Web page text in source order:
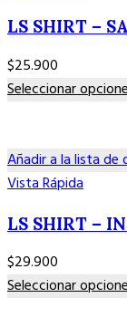
LS SHIRT –
$25.900
Seleccionar
Añadir a la lista de
Vista Rápida
LS SHIRT –
$29.900
Seleccionar